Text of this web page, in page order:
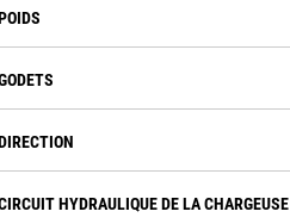
HYDRAULIQUE DE LA CHARGEUSE